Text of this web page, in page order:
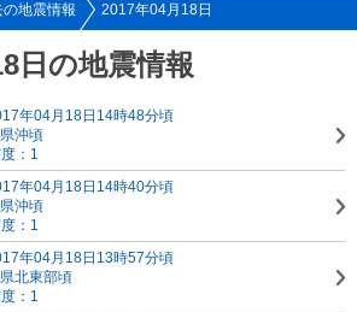
の地震情報 2017年04月18日
日の地震情報
年04月18日14時48分頃
沖頃
：1
年04月18日14時40分頃
沖頃
：1
年04月18日13時57分頃
北東部頃
：1